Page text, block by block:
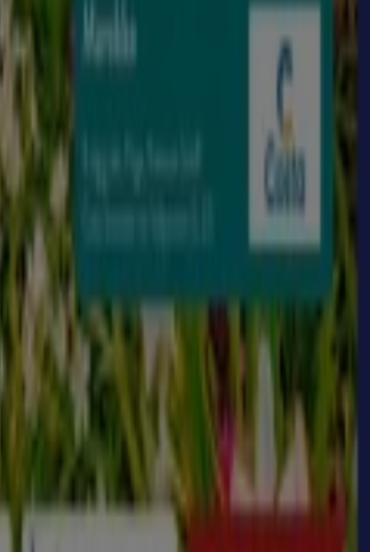
finden Sie eine große Auswahl an
Rabatten
, die Ihnen helfen,
sparen. Durchstöbern Sie die Kataloge
und verpassen Sie keine exklusiven
August
verfügbar sind. Darüber hinaus
Informationen zu
und saisonalen Neuheiten
und Freizeit
UCI Kinowelt
Sie über alle Preis- und
August 2026 informiert. Bei Tiendeo
zu den besten
in Deutschland. Warten Sie nicht
Sie die Angebote, die wir für Sie
Kataloge in